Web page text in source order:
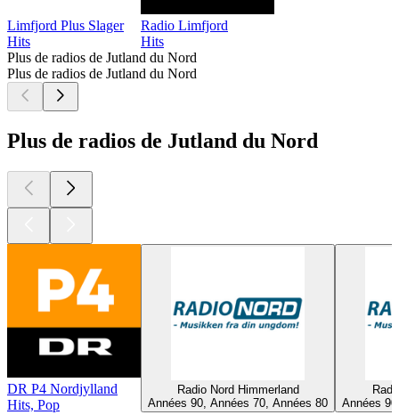
Limfjord Plus Slager
Hits
Radio Limfjord
Hits
Plus de radios de Jutland du Nord
Plus de radios de Jutland du Nord
Plus de radios de Jutland du Nord
DR P4 Nordjylland
Hits, Pop
Radio Nord Himmerland
Années 90, Années 70, Années 80
Années